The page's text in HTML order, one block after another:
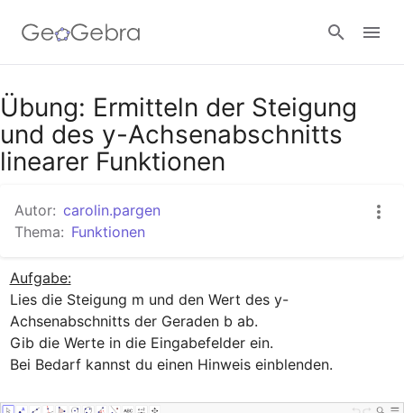
Google Classroom
GeoGebra Classroom
Übung: Ermitteln der Steigung
und des y-Achsenabschnitts
linearer Funktionen
Autor: carolin.pargen
Thema: Funktionen
Aufgabe:
Lies die Steigung m und den Wert des y-
Achsenabschnitts der Geraden b ab.
Gib die Werte in die Eingabefelder ein.
Bei Bedarf kannst du einen Hinweis einblenden.